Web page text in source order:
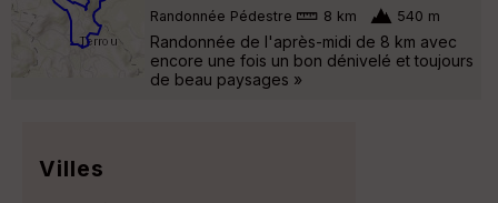
Randonnée Pédestre 8 km 540 m
Randonnée de l'après-midi de 8 km avec
encore une fois un bon dénivelé et toujours
de beau paysages »
Villes